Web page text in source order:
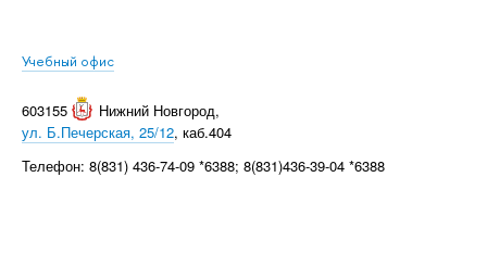
Учебный офис
603155 Нижний Новгород,
ул. Б.Печерская, 25/12, каб.404
Телефон: 8(831) 436-74-09 *6388; 8(831)436-39-04 *6388